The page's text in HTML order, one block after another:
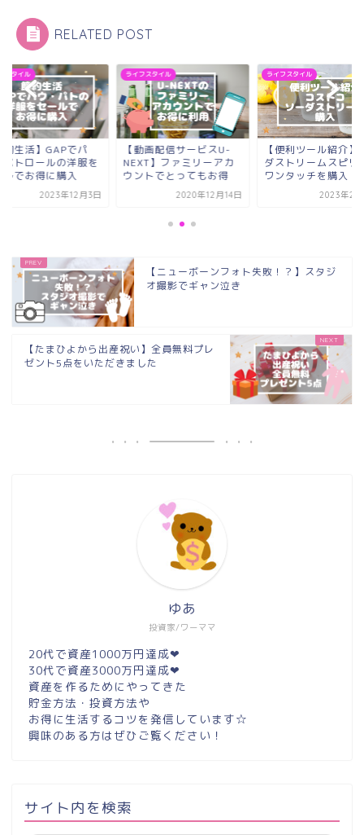
RELATED POST
スタイル
約生活】GAPでパ
パトロールの洋服を
ルでお得に購入
2023年12月3日
ライフスタイル
【動画配信サービスU-
NEXT】ファミリーアカ
ウントでとってもお得
2020年12月14日
ライフスタイル
【便利ツール紹介】
ダストリームスピリ
ワンタッチを購入
2023年2
【ニューボーンフォト失敗！？】スタジ
オ撮影でギャン泣き
【たまひよから出産祝い】全員無料プレ
ゼント5点をいただきました
投資家/ワーママ
ゆあ
20代で資産1000万円達成❤︎
30代で資産3000万円達成❤︎
資産を作るためにやってきた
貯金方法・投資方法や
お得に生活するコツを発信しています☆
興味のある方はぜひご覧ください！
サイト内を検索